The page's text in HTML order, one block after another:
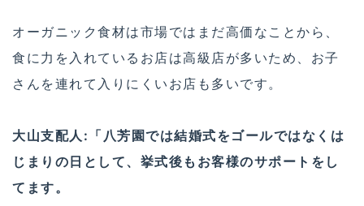
オーガニック食材は市場ではまだ高価なことから、
食に力を入れているお店は高級店が多いため、お子
さんを連れて入りにくいお店も多いです。
大山支配人:「八芳園では結婚式をゴールではなくは
じまりの日として、挙式後もお客様のサポートをし
てます。